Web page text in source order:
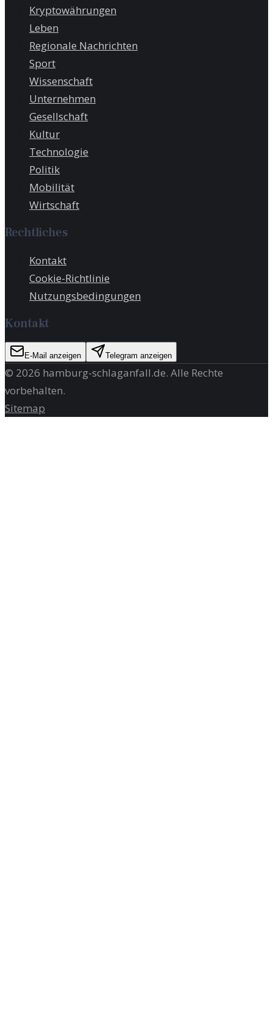
Kryptowährungen
Leben
Regionale Nachrichten
Sport
Wissenschaft
Unternehmen
Gesellschaft
Kultur
Technologie
Politik
Mobilität
Wirtschaft
Rechtliches
Kontakt
Cookie-Richtlinie
Nutzungsbedingungen
Kontakt
E-Mail anzeigen Telegram anzeigen
© 2026 hamburg-schlaganfall.de. Alle Rechte
vorbehalten.
Sitemap